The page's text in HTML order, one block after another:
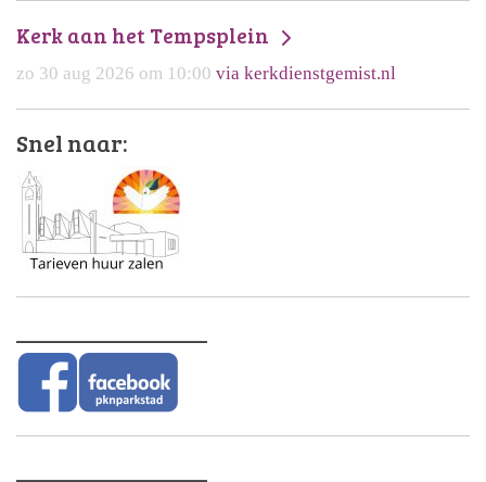
Kerk aan het Tempsplein
zo 30 aug 2026 om 10:00 via kerkdienstgemist.nl
Snel naar: